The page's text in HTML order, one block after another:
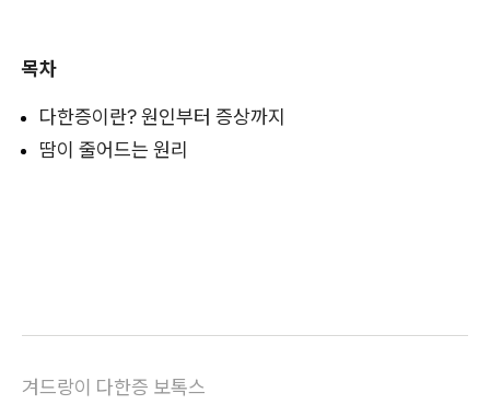
목차
다한증이란? 원인부터 증상까지
땀이 줄어드는 원리
겨드랑이 다한증 보톡스